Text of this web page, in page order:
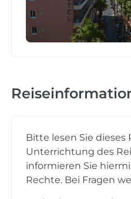
Bitte lesen Sie
Unterrichtung des
informieren Sie
Rechte. Bei Fragen